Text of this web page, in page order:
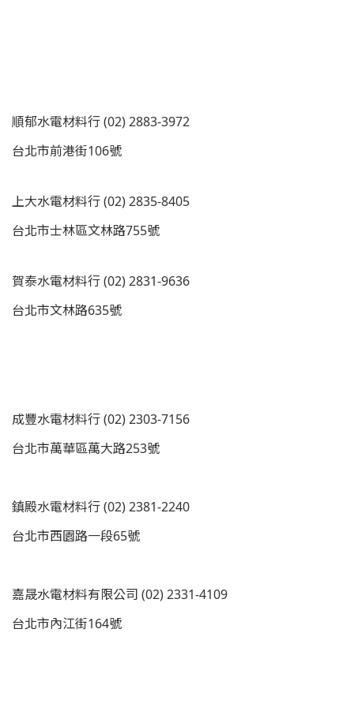
順郁水電材料行 (02) 2883-3972
台北市前港街106號
上大水電材料行 (02) 2835-8405
台北市士林區文林路755號
賀泰水電材料行 (02) 2831-9636
台北市文林路635號
成豐水電材料行 (02) 2303-7156
台北市萬華區萬大路253號
鎮殿水電材料行 (02) 2381-2240
台北市西園路一段65號
嘉晟水電材料有限公司 (02) 2331-4109
台北市內江街164號